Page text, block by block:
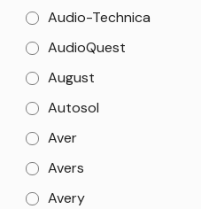
Audio-Technica
AudioQuest
August
Autosol
Aver
Avers
Avery